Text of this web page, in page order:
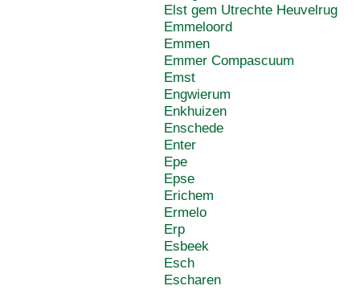
Elst gem Utrechte Heuvelrug
Emmeloord
Emmen
Emmer Compascuum
Emst
Engwierum
Enkhuizen
Enschede
Enter
Epe
Epse
Erichem
Ermelo
Erp
Esbeek
Esch
Escharen